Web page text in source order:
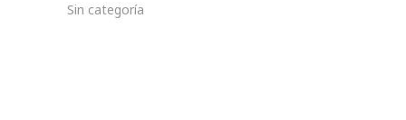
Sin categoría